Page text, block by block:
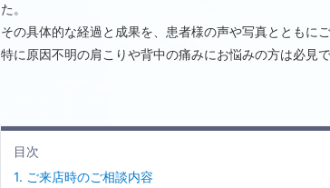
た。
その具体的な経過と成果を、患者様の声や写真とともにご
特に原因不明の肩こりや背中の痛みにお悩みの方は必見で
目次
1. ご来店時のご相談内容